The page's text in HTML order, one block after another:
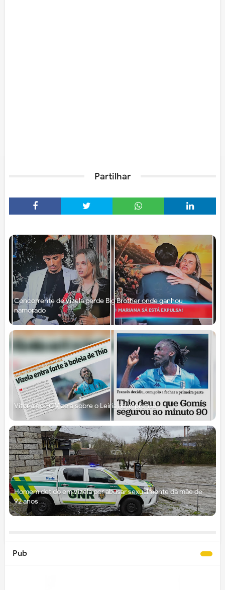
Partilhar
Concorrente de Vizela perde Big Brother onde ganhou
namorado
Vitória do FC Vizela sobre o Leiria na imprensa
Homem detido em Vizela por abusar sexualmente da mãe de
92 anos
Pub